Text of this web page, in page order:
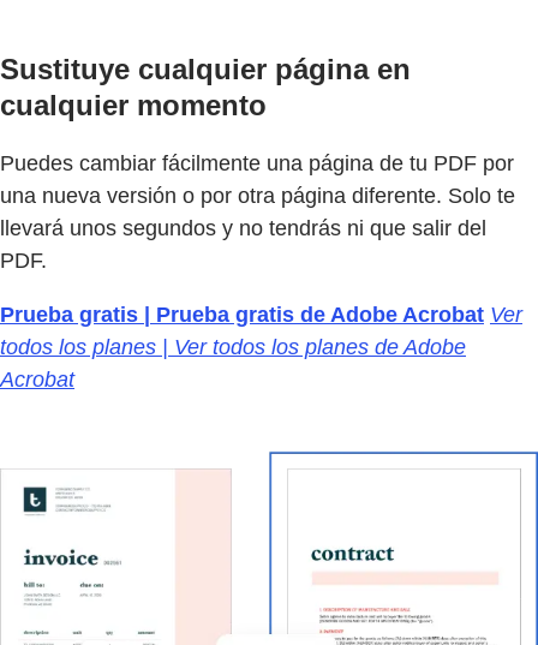
Sustituye cualquier página en
cualquier momento
Puedes cambiar fácilmente una página de tu PDF por
una nueva versión o por otra página diferente. Solo te
llevará unos segundos y no tendrás ni que salir del
PDF.
Prueba gratis | Prueba gratis de Adobe Acrobat Ver
todos los planes | Ver todos los planes de Adobe
Acrobat